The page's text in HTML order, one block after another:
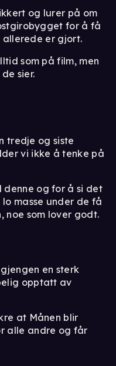
og lurer på om
for å få
allerede er gjort.
som på film, men
sier.
tredje og siste
vi ikke å tenke på
denne og for å si det
lo masse under de få
noe som lover godt.
en sterk
opptatt av
at Månen blir
alle andre og får